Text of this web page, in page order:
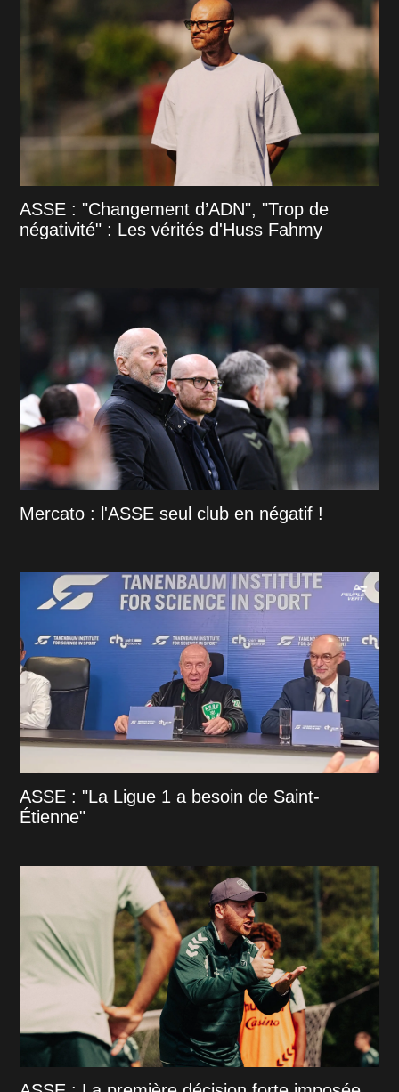
ASSE : "Changement d’ADN", "Trop de
négativité" : Les vérités d'Huss Fahmy
Mercato : l'ASSE seul club en négatif !
ASSE : "La Ligue 1 a besoin de Saint-
Étienne"